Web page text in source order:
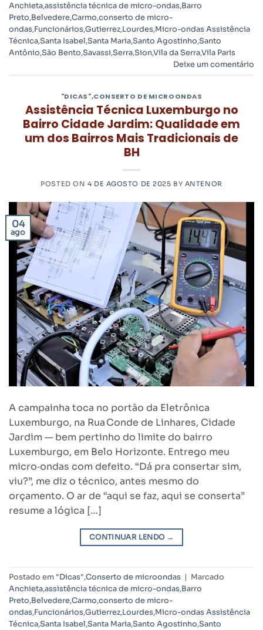
Anchieta,assistência técnica de micro-ondas,Barro
Preto,Belvedere,Carmo,conserto de micro-
ondas,Funcionários,Gutierrez,Lourdes,Micro-ondas Assistência
Técnica,Santa Isabel,Santa Maria,Santo Agostinho,Santo
Antônio,São Bento,Savassi,Serra,Sion,Vila da Serra,Vila Paris
Deixe um comentário
"DICAS",CONSERTO DE MICROONDAS
Assistência Técnica Luxemburgo no
Bairro Cidade Jardim: Qualidade em
um dos Bairros Mais Tradicionais de
BH
POSTED ON 4 DE AGOSTO DE 2025 BY ANTENOR
04
ago
A campainha toca no portão da Eletrônica
Luxemburgo, na Rua Conde de Linhares, Cidade
Jardim — bem pertinho do limite do bairro
Luxemburgo, em Belo Horizonte. Entrego meu
micro‑ondas com defeito. “Dá pra consertar sim,
viu?”, me diz o técnico, antes mesmo do
orçamento. O ar de “aqui se faz, aqui se conserta”
resume a lógica […]
CONTINUAR LENDO →
Postado em "Dicas",Conserto de microondas | Marcado
Anchieta,assistência técnica de micro-ondas,Barro
Preto,Belvedere,Carmo,conserto de micro-
ondas,Funcionários,Gutierrez,Lourdes,Micro-ondas Assistência
Técnica,Santa Isabel,Santa Maria,Santo Agostinho,Santo